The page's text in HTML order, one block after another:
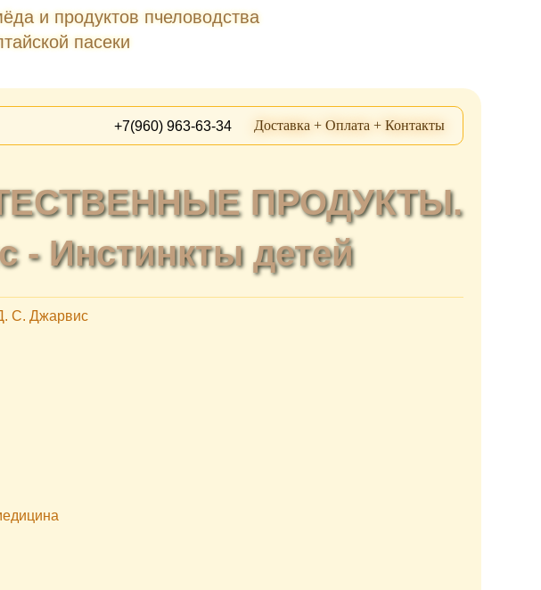
и продуктов пчеловодства
пасеки
Доставка + Оплата + Контакты
+7(960) 963-63-34
ПРОДУКТЫ.
- Инстинкты детей
Джарвис